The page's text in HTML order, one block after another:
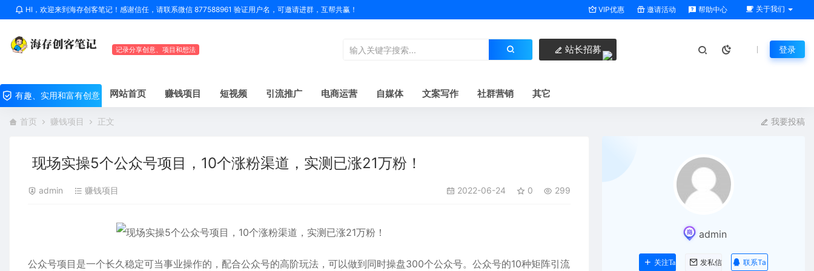
HI，欢迎来到海存创客笔记！感谢信任，请联系微信 877588961 验证用户名，可邀请进群，互帮共赢！ VIP优惠 邀请活动 帮助中心 关于我们
记录分享创意、项目和想法 站长招募 登录
有趣、实用和富有创意 网站首页 赚钱项目 短视频 引流推广 电商运营 自媒体 文案写作 社群营销 其它
首页 赚钱项目 正文 我要投稿
现场实操5个公众号项目，10个涨粉渠道，实测已涨21万粉！
admin 赚钱项目 2022-06-24 0 299
公众号项目是一个长久稳定可当事业操作的，配合公众号的高阶玩法，可以做到同时操盘300个公众号。公众号的10种矩阵引流
admin
关注Ta 发私信 联系Ta